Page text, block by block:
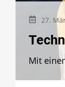
27.
Mit